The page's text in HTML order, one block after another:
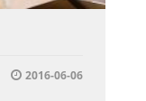
2016-06-06